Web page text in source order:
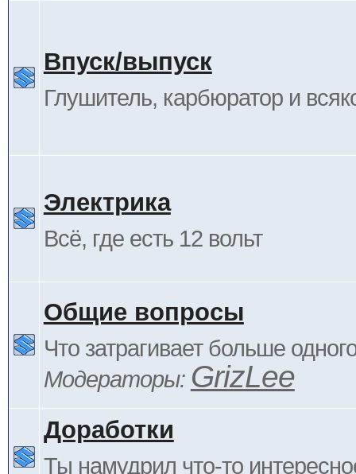
Впуск/выпуск
Глушитель, карбюратор и
Электрика
Всё, где есть 12 вольт
Общие вопросы
Что затрагивает больше
Модераторы: GrizLee
Доработки
Ты намудрил что-то